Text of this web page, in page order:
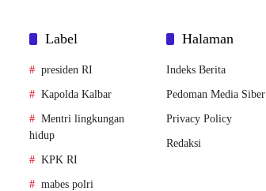
Label
presiden RI
Kapolda Kalbar
Mentri lingkungan
hidup
KPK RI
mabes polri
Halaman
Indeks Berita
Pedoman Media Siber
Privacy Policy
Redaksi